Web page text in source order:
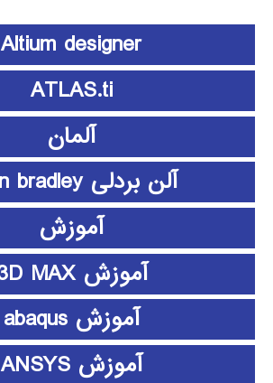
Altium designer
ATLAS.ti
آلمان
آلن بردلی Allen bradley
آموزش
آموزش 3D MAX
آموزش abaqus
آموزش ANSYS